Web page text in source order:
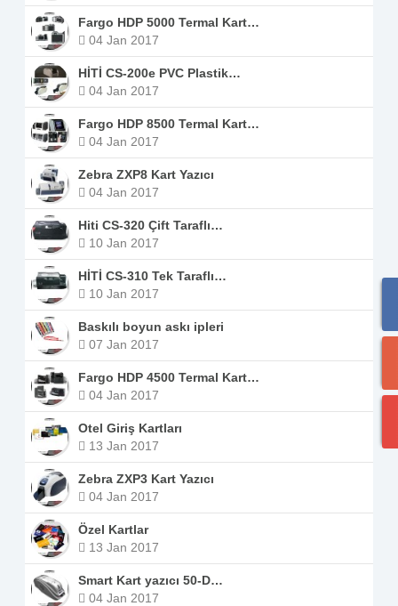
Fargo HDP 5000 Termal Kart…
04 Jan 2017
HİTİ CS-200e PVC Plastik…
04 Jan 2017
Fargo HDP 8500 Termal Kart…
04 Jan 2017
Zebra ZXP8 Kart Yazıcı
04 Jan 2017
Hiti CS-320 Çift Taraflı…
10 Jan 2017
HİTİ CS-310 Tek Taraflı…
10 Jan 2017
Baskılı boyun askı ipleri
07 Jan 2017
Fargo HDP 4500 Termal Kart…
04 Jan 2017
Otel Giriş Kartları
13 Jan 2017
Zebra ZXP3 Kart Yazıcı
04 Jan 2017
Özel Kartlar
13 Jan 2017
Smart Kart yazıcı 50-D…
04 Jan 2017